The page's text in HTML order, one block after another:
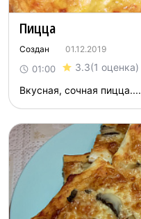
Пицца
Создан 01.12.2019
01:00 3.3(1 оценка)
Вкусная, сочная пицца....